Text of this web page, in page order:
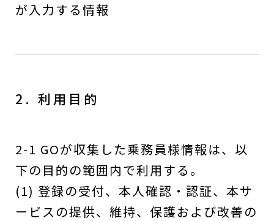
が入力する情報
2. 利用目的
2-1 GOが収集した乗務員様情報は、以
下の目的の範囲内で利用する。
(1) 登録の受付、本人確認・認証、本サ
ービスの提供、維持、保護および改善の